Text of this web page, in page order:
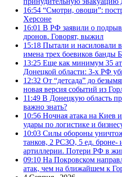
16:54 “Смотри, овощи”:
Херсоне
16:01 В РФ заявили о
дронов. Говорят, выжил
15:18 Пытали и насиловали
имена трех боевиков банды
13:25 Еще как минимум 35
Донецкой области: 3-х РФ
12:32 От “детсада” до
новая версия событий из
11:49 В Донецкую область
важно знать?
10:56 Ночная атака на Киев
удары по логистике и
10:03 Силы обороны
танков, 2 РСЗО, 5 ед. броне-
артиллерии. Потери РФ в
09:10 На Покровском
атак, чем на ближайшем к